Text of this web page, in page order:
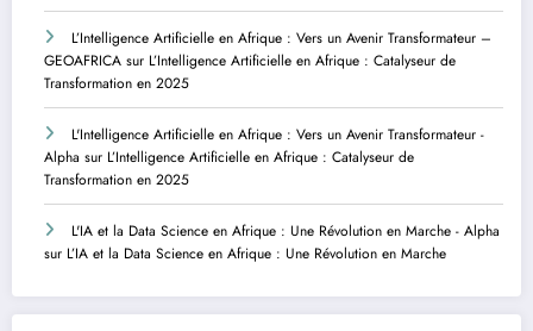
L’Intelligence Artificielle en Afrique : Vers un Avenir Transformateur –
GEOAFRICA sur L’Intelligence Artificielle en Afrique : Catalyseur de
Transformation en 2025
L'Intelligence Artificielle en Afrique : Vers un Avenir Transformateur -
Alpha sur L’Intelligence Artificielle en Afrique : Catalyseur de
Transformation en 2025
L'IA et la Data Science en Afrique : Une Révolution en Marche - Alpha
sur L’IA et la Data Science en Afrique : Une Révolution en Marche